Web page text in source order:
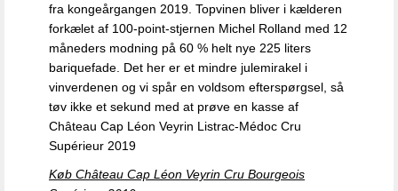
fra kongeårgangen 2019. Topvinen bliver i kælderen
forkælet af 100-point-stjernen Michel Rolland med 12
måneders modning på 60 % helt nye 225 liters
bariquefade. Det her er et mindre julemirakel i
vinverdenen og vi spår en voldsom efterspørgsel, så
tøv ikke et sekund med at prøve en kasse af
Château Cap Léon Veyrin Listrac-Médoc Cru
Supérieur 2019
Køb Château Cap Léon Veyrin Cru Bourgeois